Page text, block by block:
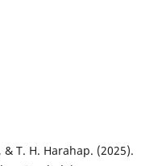
T. H. Harahap. (2025).